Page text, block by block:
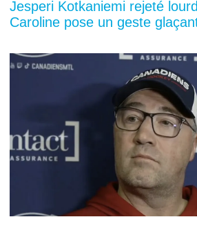
Jesperi Kotkaniemi rejeté
Caroline pose un geste